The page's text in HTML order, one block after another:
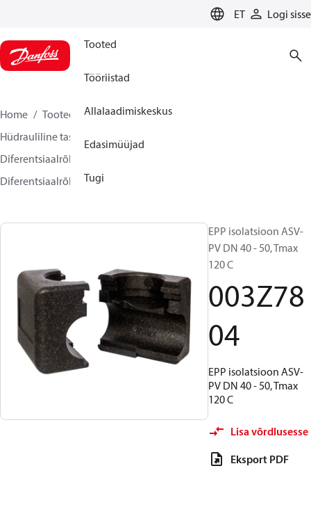
ET Logi sisse
Tooted
Tööriistad
Allalaadimiskeskus
Edasimüüjad
Tugi
Home Tooted
Climate Solutions for heating
Hüdrauliline tasakaalustamine ja reguleerimine
Diferentsiaalrõhuregulaator
Diferentsiaalrõhuregulaatori lisavarustus
EPP isolatsioon ASV-
PV DN 40 - 50, Tmax
120 C
003Z78
04
EPP isolatsioon ASV-
PV DN 40 - 50, Tmax
120 C
Lisa võrdlusesse
Eksport PDF